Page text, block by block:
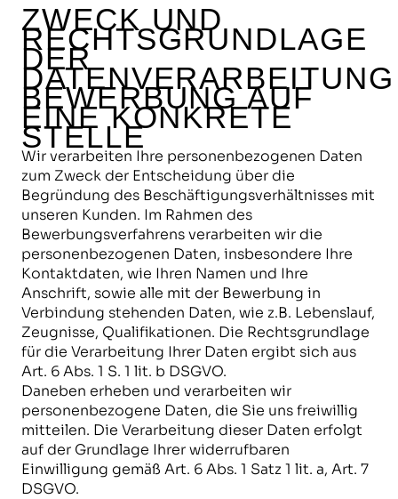
ZWECK UND
RECHTSGRUNDLAGE
DER
DATENVERARBEITUNG
BEWERBUNG AUF
EINE KONKRETE
STELLE
Wir verarbeiten Ihre personenbezogenen Daten
zum Zweck der Entscheidung über die
Begründung des Beschäftigungsverhältnisses mit
unseren Kunden. Im Rahmen des
Bewerbungsverfahrens verarbeiten wir die
personenbezogenen Daten, insbesondere Ihre
Kontaktdaten, wie Ihren Namen und Ihre
Anschrift, sowie alle mit der Bewerbung in
Verbindung stehenden Daten, wie z.B. Lebenslauf,
Zeugnisse, Qualifikationen. Die Rechtsgrundlage
für die Verarbeitung Ihrer Daten ergibt sich aus
Art. 6 Abs. 1 S. 1 lit. b DSGVO.
Daneben erheben und verarbeiten wir
personenbezogene Daten, die Sie uns freiwillig
mitteilen. Die Verarbeitung dieser Daten erfolgt
auf der Grundlage Ihrer widerrufbaren
Einwilligung gemäß Art. 6 Abs. 1 Satz 1 lit. a, Art. 7
DSGVO.